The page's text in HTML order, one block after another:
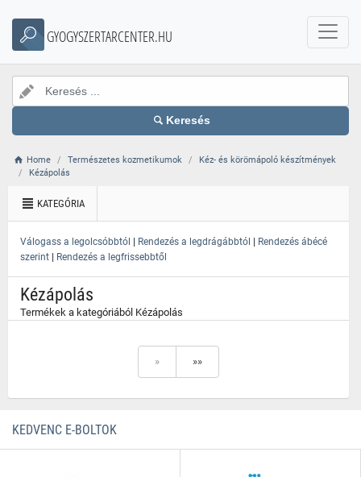
GYOGYSZERTARCENTER.HU
Keresés
Home Természetes kozmetikumok
Kéz- és körömápoló készítmények
Kézápolás
KATEGÓRIA
Válogass a legolcsóbbtól | Rendezés a legdrágábbtól | Rendezés ábécé
szerint | Rendezés a legfrissebbtől
Kézápolás
Termékek a kategóriából Kézápolás
» »»
KEDVENC E-BOLTOK